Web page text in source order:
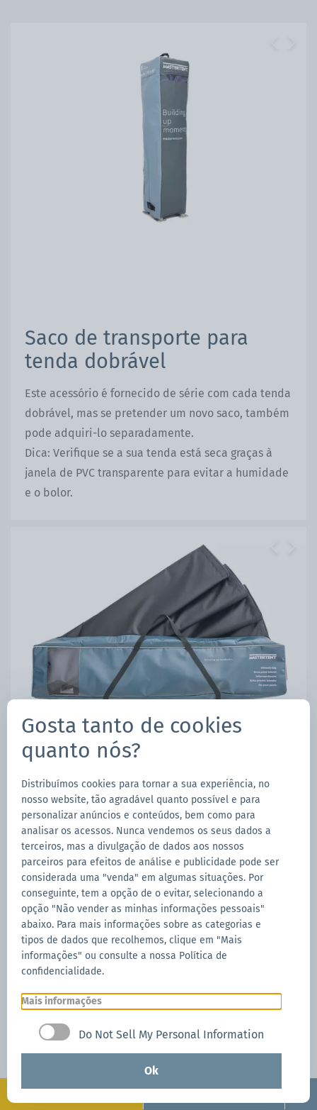
Saco de transporte para
tenda dobrável
Este acessório é fornecido de série com cada tenda
dobrável, mas se pretender um novo saco, também
pode adquiri-lo separadamente.
Dica: Verifique se a sua tenda está seca graças à
janela de PVC transparente para evitar a humidade
e o bolor.
Saco para paredes laterais
Transporte facilitado
Decidiu equipar a sua tenda com paredes laterais,
mas receia que sejam demasiado volumosas para
transportar? Não se preocupe, nós temos a solução!
Com o nosso prático saco para paredes laterais,
transportá-las com extrema facilidade e com um
mínimo de espaço.
Gosta tanto de cookies
quanto nós?
Distribuímos cookies para tornar a sua experiência, no
nosso website, tão agradável quanto possível e para
personalizar anúncios e conteúdos, bem como para
analisar os acessos. Nunca vendemos os seus dados a
terceiros, mas a divulgação de dados aos nossos
parceiros para efeitos de análise e publicidade pode ser
considerada uma "venda" em algumas situações. Por
conseguinte, tem a opção de o evitar, selecionando a
opção "Não vender as minhas informações pessoais"
abaixo. Para mais informações sobre as categorias e
tipos de dados que recolhemos, clique em "Mais
informações" ou consulte a nossa Política de
confidencialidade.
Mais informações
Do Not Sell My Personal Information
Ok
Configure
Solicitar agora